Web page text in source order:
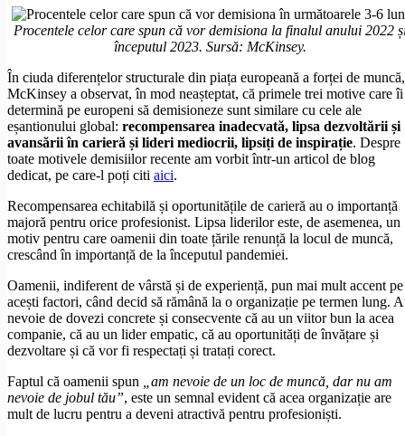
Procentele celor care spun că vor demisiona la finalul anului 2022
începutul 2023. Sursă: McKinsey.
În ciuda diferențelor structurale din piața europeană a forței de muncă,
McKinsey a observat, în mod neașteptat, că primele trei motive care îi
determină pe europeni să demisioneze sunt similare cu cele ale
eșantionului global: recompensarea inadecvată, lipsa dezvoltării și
avansării în carieră și lideri mediocrii, lipsiți de inspirație. Despre
toate motivele demisiilor recente am vorbit într-un articol de blog
dedicat, pe care-l poți citi aici.
Recompensarea echitabilă și oportunitățile de carieră au o importanță
majoră pentru orice profesionist. Lipsa liderilor este, de asemenea, un
motiv pentru care oamenii din toate țările renunță la locul de muncă,
crescând în importanță de la începutul pandemiei.
Oamenii, indiferent de vârstă și de experiență, pun mai mult accent pe
acești factori, când decid să rămână la o organizație pe termen lung.
nevoie de dovezi concrete și consecvente că au un viitor bun la acea
companie, că au un lider empatic, că au oportunități de învățare și
dezvoltare și că vor fi respectați și tratați corect.
Faptul că oamenii spun
„am nevoie de un loc de muncă, dar nu am
nevoie de jobul tău”, este un semnal evident că acea organizație are
mult de lucru pentru a deveni atractivă pentru profesioniști.